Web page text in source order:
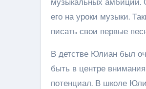
его на уроки музыки.
писать свои первые
В детстве Юлиан был
быть в центре
потенциал. В школе